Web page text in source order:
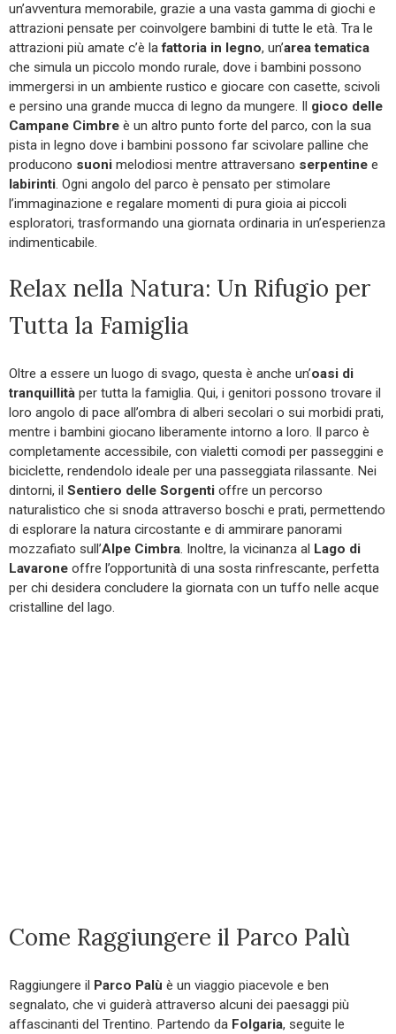
un’avventura memorabile, grazie a una vasta gamma di giochi e
attrazioni pensate per coinvolgere bambini di tutte le età. Tra le
attrazioni più amate c’è lafattoria in legno, un’area tematica
che simula un piccolo mondo rurale, dove i bambini possono
immergersi in un ambiente rustico e giocare con casette, scivoli
e persino una grande mucca di legno da mungere. Il gioco delle
Campane Cimbre è un altro punto forte del parco, con la sua
pista in legno dove i bambini possono far scivolare palline che
producono suoni melodiosi mentre attraversano serpentine e
labirinti. Ogni angolo del parco è pensato per stimolare
l’immaginazione e regalare momenti di pura gioia ai piccoli
esploratori, trasformando una giornata ordinaria in un’esperienza
indimenticabile.
Relax nella Natura: Un Rifugio per
Tutta la Famiglia
Oltre a essere un luogo di svago, questa è anche un’oasi di
tranquillità per tutta la famiglia. Qui, i genitori possono trovare il
loro angolo di pace all’ombra di alberi secolari o sui morbidi prati,
mentre i bambini giocano liberamente intorno a loro. Il parco è
completamente accessibile, con vialetti comodi per passeggini e
biciclette, rendendolo ideale per una passeggiata rilassante. Nei
dintorni, il Sentiero delle Sorgenti offre un percorso
naturalistico che si snoda attraverso boschi e prati, permettendo
di esplorare la natura circostante e di ammirare panorami
mozzafiato sull’Alpe Cimbra. Inoltre, la vicinanza al Lago di
Lavarone offre l’opportunità di una sosta rinfrescante, perfetta
per chi desidera concludere la giornata con un tuffo nelle acque
cristalline del lago.
Come Raggiungere il Parco Palù
Raggiungere il Parco Palù è un viaggio piacevole e ben
segnalato, che vi guiderà attraverso alcuni dei paesaggi più
affascinanti del Trentino. Partendo da Folgaria, seguite le